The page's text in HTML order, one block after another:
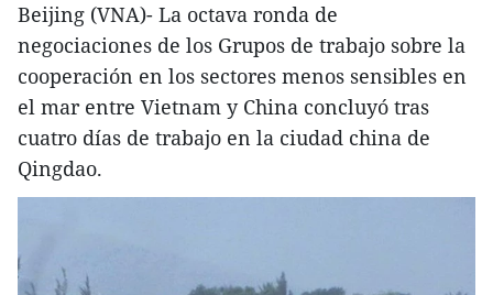
Beijing (VNA)- La octava ronda de
negociaciones de los Grupos de trabajo sobre la
cooperación en los sectores menos sensibles en
el mar entre Vietnam y China concluyó tras
cuatro días de trabajo en la ciudad china de
Qingdao.